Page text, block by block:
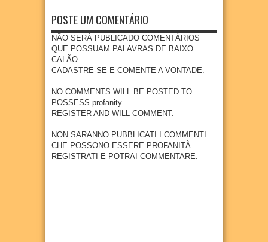
LOUR
ENÇO
a fé,
tradiç
ão e
cultur
a na
comu
nidad
e
quilo
mbola
de
Goian
a
POSTE UM COMENTÁRIO
NÃO SERÁ PUBLICADO COMENTÁRIOS
QUE POSSUAM PALAVRAS DE BAIXO
CALÃO.
CADASTRE-SE E COMENTE A VONTADE.
NO COMMENTS WILL BE POSTED TO
POSSESS profanity.
REGISTER AND WILL COMMENT.
NON SARANNO PUBBLICATI I COMMENTI
CHE POSSONO ESSERE PROFANITÀ.
REGISTRATI E POTRAI COMMENTARE.